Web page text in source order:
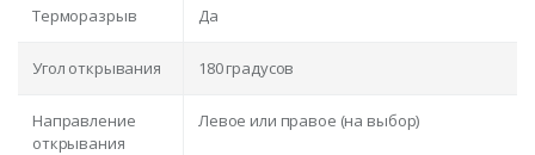
Терморазрыв Да
Угол открывания 180 градусов
Направление
открывания
Левое или правое (на выбор)